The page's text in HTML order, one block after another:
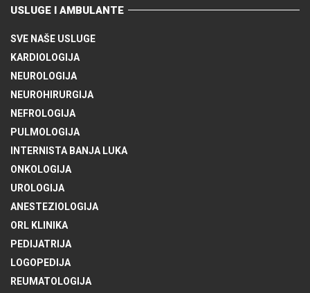
USLUGE I AMBULANTE
SVE NAŠE USLUGE
KARDIOLOGIJA
NEUROLOGIJA
NEUROHIRURGIJA
NEFROLOGIJA
PULMOLOGIJA
INTERNISTA BANJA LUKA
ONKOLOGIJA
UROLOGIJA
ANESTEZIOLOGIJA
ORL KLINIKA
PEDIJATRIJA
LOGOPEDIJA
REUMATOLOGIJA